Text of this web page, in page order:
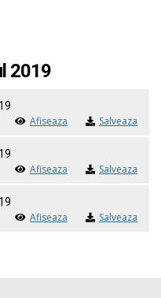
2019
Afiseaza Salveaza
Afiseaza Salveaza
Afiseaza Salveaza